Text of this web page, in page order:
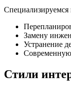
Специализируемся
Замену
Устранение
Современную
Стили